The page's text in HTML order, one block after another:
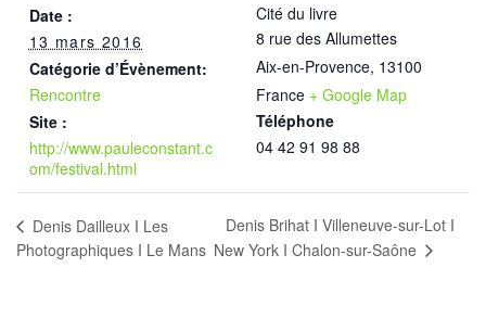
Date :
13 mars 2016
Catégorie d’Évènement:
Rencontre
Site :
http://www.pauleconstant.c
om/festival.html
Cité du livre
8 rue des Allumettes
Aix-en-Provence, 13100
France + Google Map
Téléphone
04 42 91 98 88
Denis Dailleux I Les
Photographiques I Le Mans
Denis Brihat I Villeneuve-sur-Lot I
New York I Chalon-sur-Saône